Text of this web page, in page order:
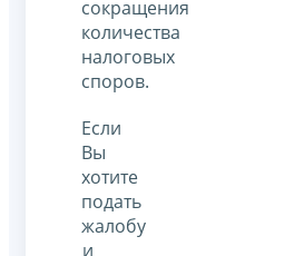
сокращения
количества
налоговых
споров.
Если
Вы
хотите
подать
жалобу
и